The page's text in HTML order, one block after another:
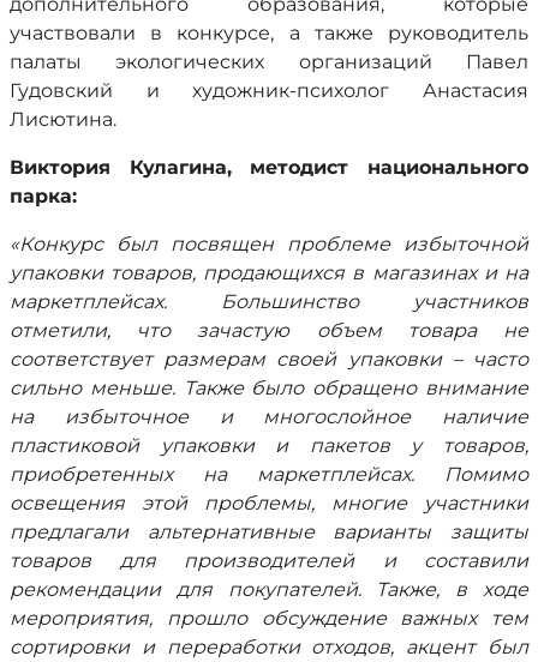
участвовали в конкурсе, а также руководитель
палаты экологических организаций Павел
Гудовский и художник-психолог Анастасия
Лисютина.
Виктория Кулагина, методист национального
парка:
«Конкурс был посвящен проблеме избыточной
упаковки товаров, продающихся в магазинах и на
маркетплейсах. Большинство участников
отметили, что зачастую объем товара не
соответствует размерам своей упаковки – часто
сильно меньше. Также было обращено внимание
на избыточное и многослойное наличие
пластиковой упаковки и пакетов у товаров,
приобретенных на маркетплейсах. Помимо
освещения этой проблемы, многие участники
предлагали альтернативные варианты защиты
товаров для производителей и составили
рекомендации для покупателей. Также, в ходе
мероприятия, прошло обсуждение важных тем
сортировки и переработки отходов, акцент был